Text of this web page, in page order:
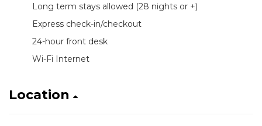
Long term stays allowed (28 nights or +)
Express check-in/checkout
24-hour front desk
Wi-Fi Internet
Location